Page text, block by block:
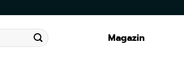
Magazin